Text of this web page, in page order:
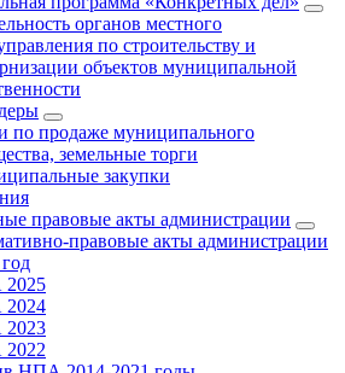
органов местного
по строительству и
объектов муниципальной
по продаже муниципального
земельные торги
закупки
правовые акты администрации
правовые акты администрации